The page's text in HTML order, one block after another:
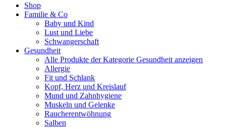
Shop
Familie & Co
Baby und Kind
Lust und Liebe
Schwangerschaft
Gesundheit
Alle Produkte der Kategorie Gesundheit anzeigen
Allergie
Fit und Schlank
Kopf, Herz und Kreislauf
Mund und Zahnhygiene
Muskeln und Gelenke
Raucherentwöhnung
Salben